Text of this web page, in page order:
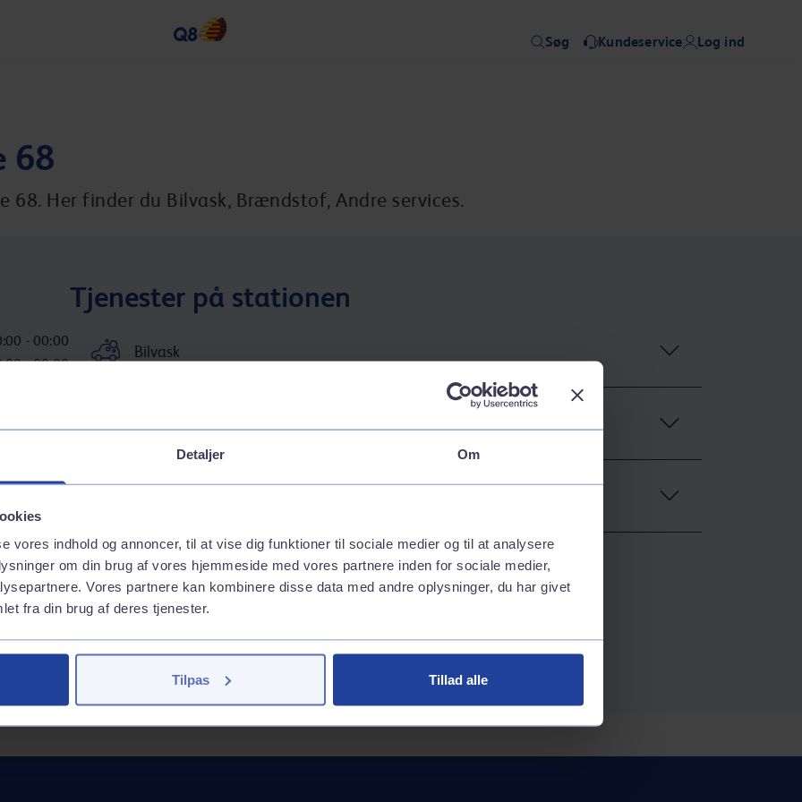
Detaljer Om
vores indhold og annoncer, til at vise dig funktioner til sociale medier og til at analysere
om din brug af vores hjemmeside med vores partnere inden for sociale medier,
Vores partnere kan kombinere disse data med andre oplysninger, du har givet
fra din brug af deres tjenester.
Tilpas Tillad alle
Søg
Kundeservice Log ind
68
Her finder du Bilvask, Brændstof, Andre services.
- 00:00
- 00:00
Tjenester på stationen
Bilvask
GoEasy 95 (E10)
Inkluderede services
Vask med appen
Tank med appen